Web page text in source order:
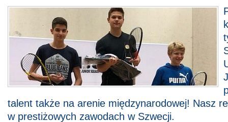
talent także na arenie międzynarodowej! Nasz
w prestiżowych zawodach w Szwecji.